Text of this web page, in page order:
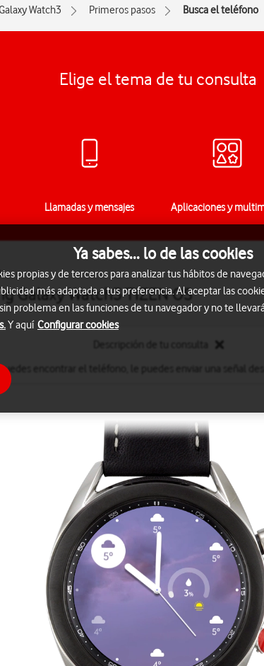
Watch3 Primeros pasos Busca el teléfono
Elige el tema de tu consulta
Llamadas y mensajes Aplicaciones y
Galaxy Watch3 TIZEN OS
puedes encontrar el teléfono, le puedes enviar una señal
Ya sabes... lo de las cookies
propias y de terceros para analizar tus hábitos de
más adaptada a tus preferencia. Al aceptar las
problema en las funciones de tu navegador y no te
Y aquí Configurar cookies